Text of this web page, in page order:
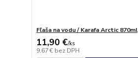
Fľaša na vodu / Karafa Arctic 870ml
11,90 €/ks
9,67 € bez DPH